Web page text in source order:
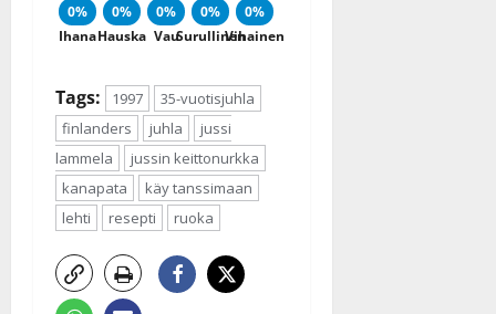
0%
Ihana
0%
Hauska
0%
Vau
0%
Surullinen
0%
Vihainen
Tags: 1997
35-vuotisjuhla
finlanders
juhla
jussi
lammela
jussin keittonurkka
kanapata
käy tanssimaan
lehti
resepti ruoka